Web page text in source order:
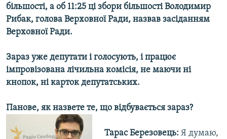
Усі сайти RFE/RL
більшості, а об 11:25 ці збори більшості Володимир
Рибак, голова Верховної Ради, назвав засіданням
Верховної Ради.
Зараз уже депутати і голосують, і працює
імпровізована лічильна комісія, не маючи ні
кнопок, ні карток депутатських.
Панове, як назвете те, що відбувається зараз?
Тарас Березовець: Я думаю,